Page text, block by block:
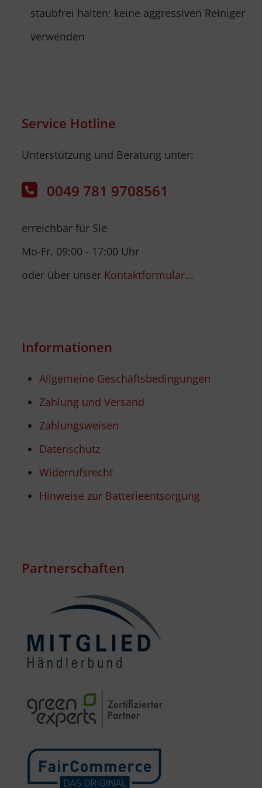
staubfrei halten; keine aggressiven Reiniger
verwenden
Service Hotline
Unterstützung und Beratung unter:
0049 781 9708561
erreichbar für Sie
Mo-Fr, 09:00 - 17:00 Uhr
oder über unser Kontaktformular...
Informationen
Allgemeine Geschäftsbedingungen
Zahlung und Versand
Zahlungsweisen
Datenschutz
Widerrufsrecht
Hinweise zur Batterieentsorgung
Partnerschaften